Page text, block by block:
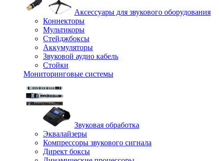
Аксессуары для звукового оборудования
Коннекторы
Мультикоры
Стейджбоксы
Аккумуляторы
Звуковой аудио кабель
Стойки
Мониторинговые системы
Звуковая обработка
Эквалайзеры
Компрессоры звукового сигнала
Директ боксы